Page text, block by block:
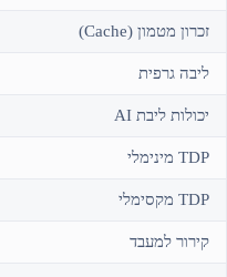
זכרון מטמון (Cache)
ליבה גרפית
יכולות ליבת AI
TDP מינימלי
TDP מקסימלי
קירור למעבד